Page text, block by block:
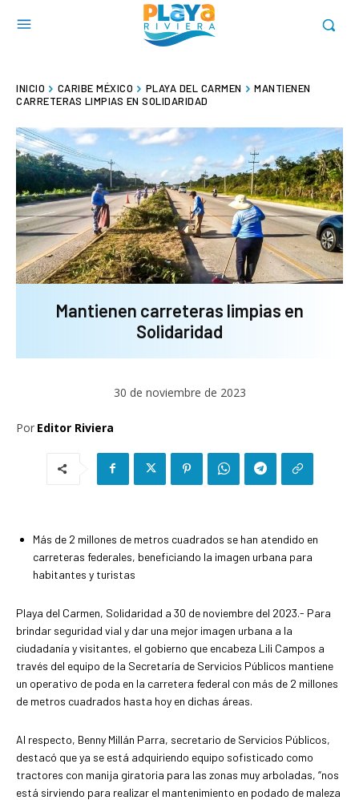
INICIO CARIBE MÉXICO PLAYA DEL CARMEN
MANTIENEN
CARRETERAS LIMPIAS EN SOLIDARIDAD
Mantienen carreteras limpias en
Solidaridad
30 de noviembre de 2023
Por Editor Riviera
Más de 2 millones de metros cuadrados se han atendido en
carreteras federales, beneficiando la imagen urbana para
habitantes y turistas
Playa del Carmen, Solidaridad a 30 de noviembre del 2023.- Para
brindar seguridad vial y dar una mejor imagen urbana a la
ciudadanía y visitantes, el gobierno que encabeza Lili Campos a
través del equipo de la Secretaría de Servicios Públicos mantiene
un operativo de poda en la carretera federal con más de 2 millones
de metros cuadrados hasta hoy en dichas áreas.
Al respecto, Benny Millán Parra, secretario de Servicios Públicos,
destacó que ya se está adquiriendo equipo sofisticado como
tractores con manija giratoria para las zonas muy arboladas, “nos
está sirviendo para realizar el mantenimiento en podado de maleza